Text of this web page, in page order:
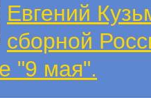
Евгений
сборной
"9 мая".